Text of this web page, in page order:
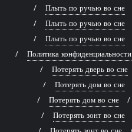
Плыть по ручью во сне
Плыть по ручью во сне
Плыть по ручью во сне
Политика конфиденциальности
Потерять дверь во сне
Потерять дом во сне
Потерять дом во сне
Потерять зонт во сне